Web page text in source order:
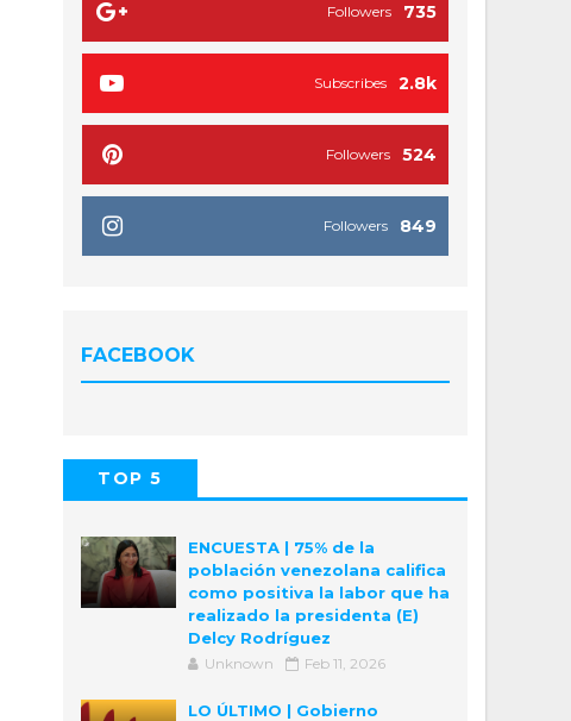
735
Followers
2.8k
Subscribes
524
Followers
849
Followers
FACEBOOK
TOP 5
ENCUESTA | 75% de la
población venezolana califica
como positiva la labor que ha
realizado la presidenta (E)
Delcy Rodríguez
Unknown Feb 11, 2026
LO ÚLTIMO | Gobierno